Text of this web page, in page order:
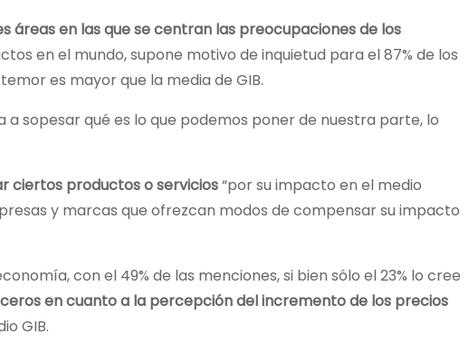
áreas en las que se centran las preocupaciones de los
en el mundo, supone motivo de inquietud para el 87% de los
es mayor que la media de GIB.
sopesar qué es lo que podemos poner de nuestra parte, lo
ciertos productos o servicios“por su impacto en el medio
y marcas que ofrezcan modos de compensar su impacto
con el 49% de las menciones, si bien sólo el 23% lo cree
en cuanto a la percepción del incremento de los precios
GIB.